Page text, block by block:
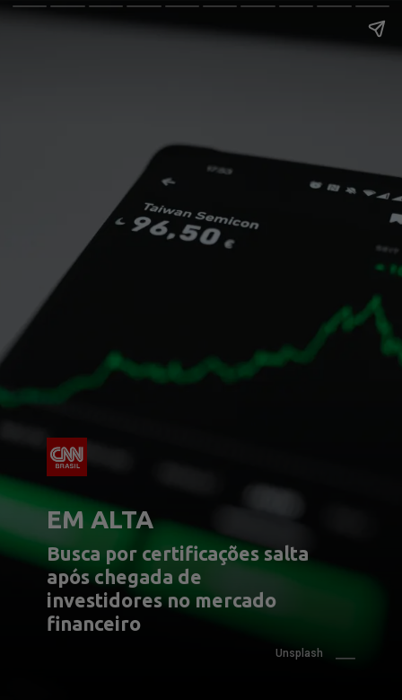
EM ALTA
Unsplash
Busca por certificações salta
após chegada de
investidores no mercado
financeiro